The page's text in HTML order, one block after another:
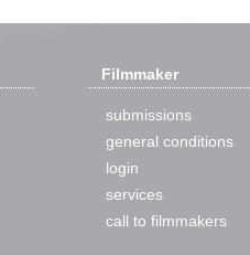
Filmmaker
submissions
general conditions
login
services
call to filmmakers